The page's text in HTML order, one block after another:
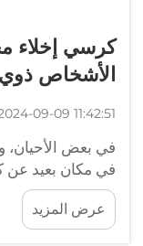
كرسي إخلاء
الأشخاص ذوي
09-09 11:42:51
في بعض الأحيان،
في مكان بعيد عن
الجميع الأولى هي
الإعاقة، الخروج
أطول. وهنا يأتي دور
عرض المزيد